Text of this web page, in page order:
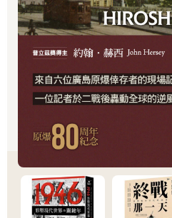
要彈劾由國民選出、兼有行政權
極其艱難，但對於背叛國民信任、
實在是無法繼續讓其擔任總統一職
的時間，過程中需要突破重重關卡
同陣營，政治上的操弄更是層出不
過，我認為積極推動彈劾案－審判
法院，而是來自國民的判斷與能量
政治失敗的表現，而是作為國家主
韓國國民」，再次重申主權，充分
本書是以我在戒嚴與彈劾的局勢中
的演講、對話為基礎集結而成。在